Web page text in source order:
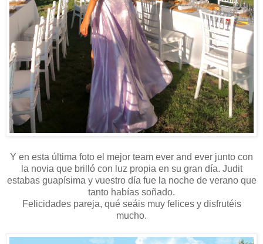
Y en esta última foto el mejor team ever and ever junto con
la novia que brilló con luz propia en su gran día. Judit
estabas guapísima y vuestro día fue la noche de verano que
tanto habías soñado.
Felicidades pareja, qué seáis muy felices y disfrutéis
mucho.